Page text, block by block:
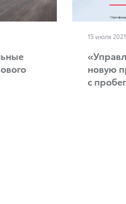
15 июля 2021
новую
с